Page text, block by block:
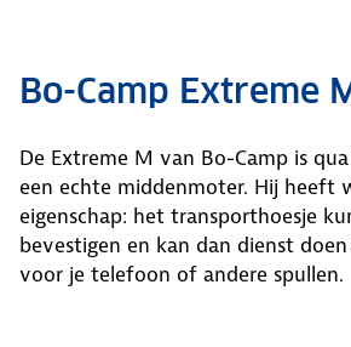
Bo-Camp Extreme
De Extreme M van Bo-Camp is
een echte middenmoter. Hij heeft
eigenschap: het transporthoesje
bevestigen en kan dan dienst
voor je telefoon of andere spullen.